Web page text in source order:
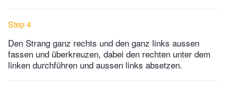
Step 4
Den Strang ganz rechts und den ganz links aussen
fassen und überkreuzen, dabei den rechten unter dem
linken durchführen und aussen links absetzen.